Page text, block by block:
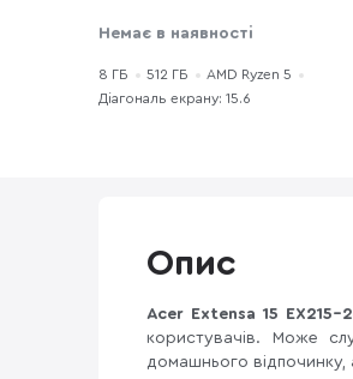
512 ГБ / Radeon Graphics
Немає в наявності
8 ГБ 512 ГБ
AMD Ryzen 5
Діагональ екрану: 15.6
Опис
Acer Extensa 15
користувачів. Може
домашнього